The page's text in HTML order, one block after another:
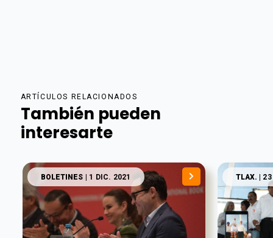
ARTÍCULOS RELACIONADOS
También pueden
interesarte
BOLETINES | 1 DIC. 2021 TLAX. |